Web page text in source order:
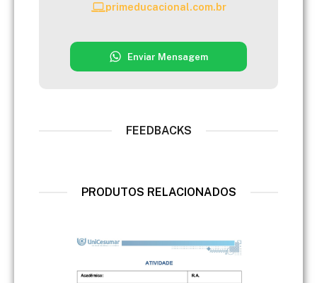
primeducacional.com.br
Enviar Mensagem
FEEDBACKS
PRODUTOS RELACIONADOS